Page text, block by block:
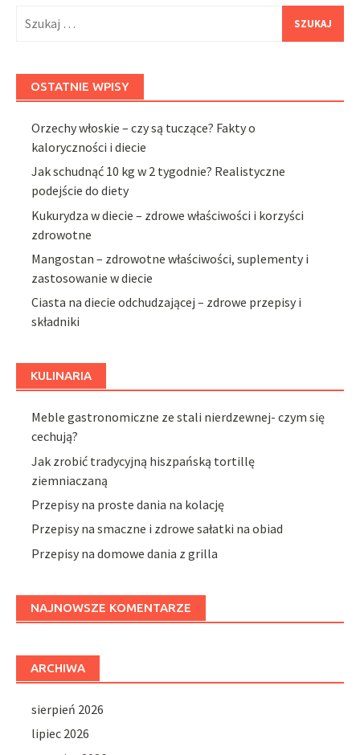
OSTATNIE WPISY
Orzechy włoskie – czy są tuczące? Fakty o
kaloryczności i diecie
Jak schudnąć 10 kg w 2 tygodnie? Realistyczne
podejście do diety
Kukurydza w diecie – zdrowe właściwości i korzyści
zdrowotne
Mangostan – zdrowotne właściwości, suplementy i
zastosowanie w diecie
Ciasta na diecie odchudzającej – zdrowe przepisy i
składniki
KULINARIA
Meble gastronomiczne ze stali nierdzewnej- czym się
cechują?
Jak zrobić tradycyjną hiszpańską tortillę
ziemniaczaną
Przepisy na proste dania na kolację
Przepisy na smaczne i zdrowe sałatki na obiad
Przepisy na domowe dania z grilla
NAJNOWSZE KOMENTARZE
ARCHIWA
sierpień 2026
lipiec 2026